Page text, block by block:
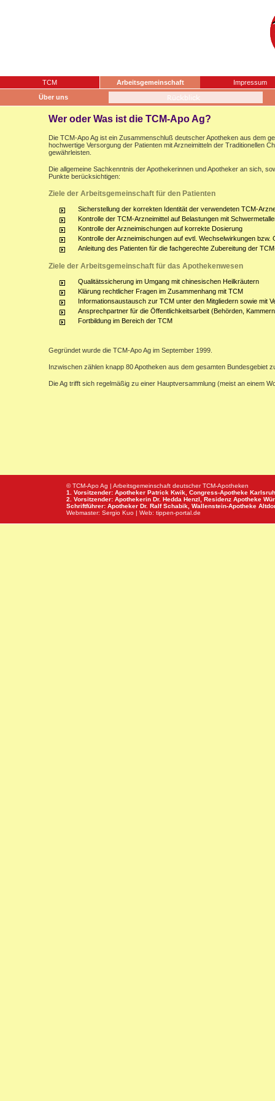
TCM Arbeitsgemeinschaft
Impressum
Über uns
Wer oder Was ist die TCM-Apo Ag?
Die TCM-Apo Ag ist ein Zusammenschluß deutscher Apotheken aus dem
hochwertige Versorgung der Patienten mit Arzneimitteln der Traditionellen
gewährleisten.
Die allgemeine Sachkenntnis der Apothekerinnen und Apotheker an sich,
Punkte berücksichtigen:
Ziele der Arbeitsgemeinschaft für den Patienten
Sicherstellung der korrekten Identität der verwendeten TCM-
Kontrolle der TCM-Arzneimittel auf Belastungen mit
Kontrolle der Arzneimischungen auf korrekte Dosierung
Kontrolle der Arzneimischungen auf evtl. Wechselwirkungen
Anleitung des Patienten für die fachgerechte Zubereitung der
Ziele der Arbeitsgemeinschaft für das Apothekenwesen
Qualitätssicherung im Umgang mit chinesischen Heilkräutern
Klärung rechtlicher Fragen im Zusammenhang mit TCM
Informationsaustausch zur TCM unter den Mitgliedern sowie mit
Ansprechpartner für die Öffentlichkeitsarbeit (Behörden,
Fortbildung im Bereich der TCM
Gegründet wurde die TCM-Apo Ag im September 1999.
Inzwischen zählen knapp 80 Apotheken aus dem gesamten Bundesgebiet
Die Ag trifft sich regelmäßig zu einer Hauptversammlung (meist an einem
© TCM-Apo Ag | Arbeitsgemeinschaft deutscher TCM-Apotheken
1. Vorsitzender: Apotheker Patrick Kwik, Congress-Apotheke
2. Vorsitzender: Apothekerin Dr. Hedda Henzl, Residenz Apotheke
Schriftführer: Apotheker Dr. Ralf Schabik, Wallenstein-Apotheke
Webmaster: Sergio Kuo | Web: tippen-portal.de